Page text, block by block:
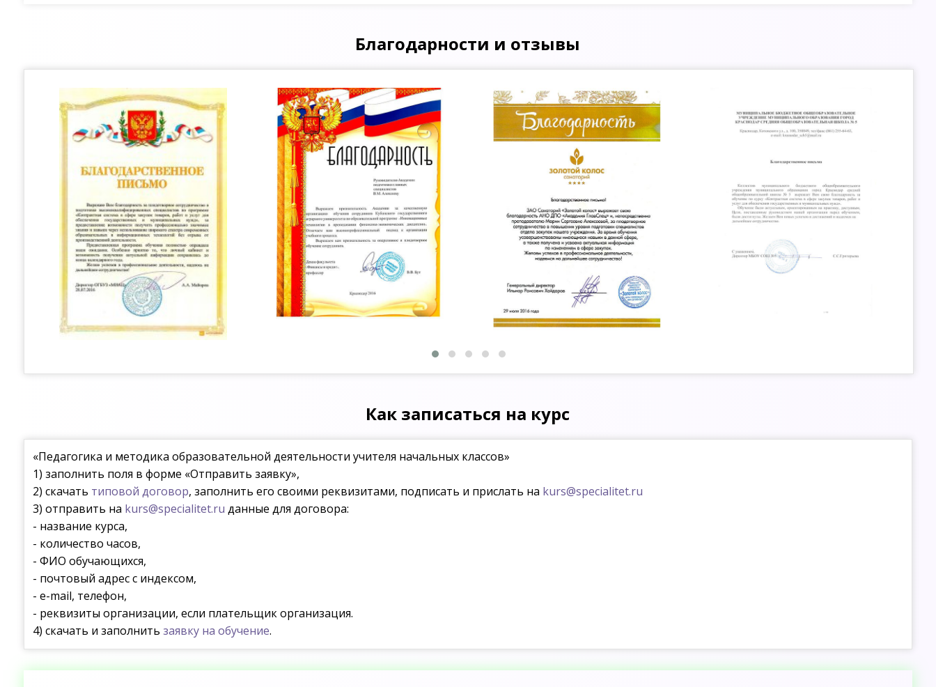
Благодарности и отзывы
Как записаться на курс
«Педагогика и методика образовательной деятельности учителя начальных классов»
1) заполнить поля в форме «Отправить заявку»,
2) скачать типовой договор, заполнить его своими реквизитами, подписать и прислать на kurs@specialitet.ru
3) отправить на kurs@specialitet.ru данные для договора:
- название курса,
- количество часов,
- ФИО обучающихся,
- почтовый адрес с индексом,
- e-mail, телефон,
- реквизиты организации, если плательщик организация.
4) скачать и заполнитьзаявку на обучение.